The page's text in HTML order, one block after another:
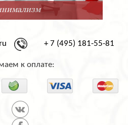
+ 7 (495) 181-55-81
к оплате: